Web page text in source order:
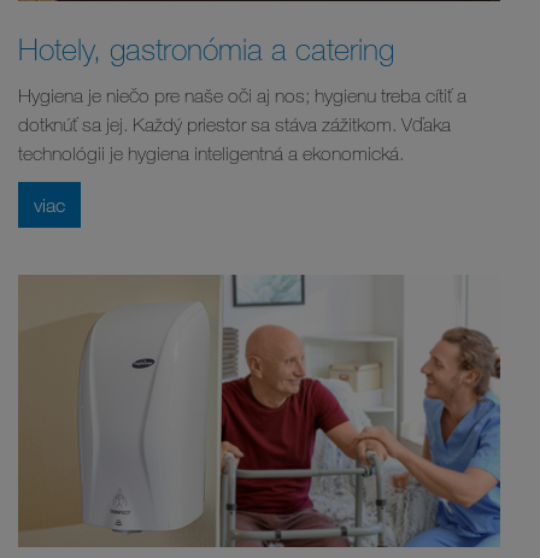
Hotely, gastronómia a catering
Hygiena je niečo pre naše oči aj nos; hygienu treba cítiť a
dotknúť sa jej. Každý priestor sa stáva zážitkom. Vďaka
technológii je hygiena inteligentná a ekonomická.
viac